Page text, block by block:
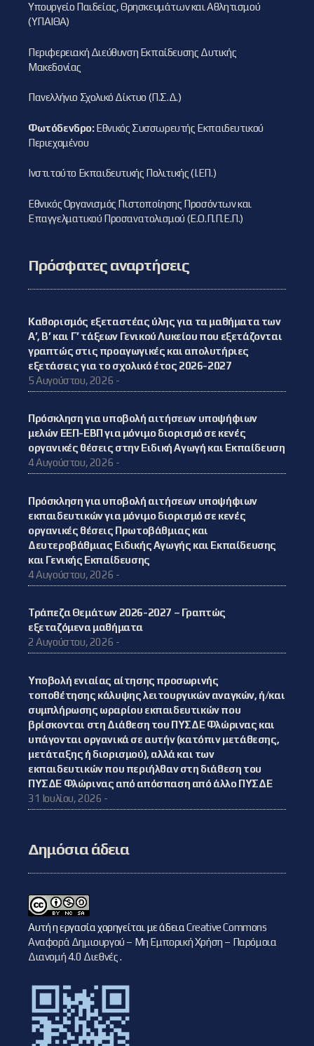
Υπουργείο Παιδείας, Θρησκευμάτων και Αθλητισμού
(ΥΠΑΙΘΑ)
Περιφερειακή Διεύθυνση Εκπαίδευσης Δυτικής
Μακεδονίας
Πανελλήνιο Σχολικό Δίκτυο (Π.Σ.Δ.)
Φωτόδενδρο:Εθνικός Συσσωρευτής Εκπαιδευτικού
Περιεχομένου
Ινστιτούτο Εκπαιδευτικής Πολιτικής (Ι.ΕΠ.)
Εθνικός Οργανισμός Πιστοποίησης Προσόντων και
Επαγγελματικού Προσανατολισμού (Ε.Ο.Π.Π.Ε.Π.)
Πρόσφατες αναρτήσεις
Καθορισμός εξεταστέας ύλης για τα μαθήματα των
Α’, Β’ και Γ’ τάξεων Γενικού Λυκείου που εξετάζονται
γραπτώς στις προαγωγικές και απολυτήριες
εξετάσεις για το σχολικό έτος 2026-2027
5 Αυγούστου, 2026 -
Πρόσκληση για υποβολή αιτήσεων υποψήφιων
μελών ΕΕΠ-ΕΒΠ για μόνιμο διορισμό σε κενές
οργανικές θέσεις στην Ειδική Αγωγή και Εκπαίδευση
4 Αυγούστου, 2026 -
Πρόσκληση για υποβολή αιτήσεων υποψήφιων
εκπαιδευτικών για μόνιμο διορισμό σε κενές
οργανικές θέσεις Πρωτοβάθμιας και
Δευτεροβάθμιας Ειδικής Αγωγής και Εκπαίδευσης
και Γενικής Εκπαίδευσης
4 Αυγούστου, 2026 -
Τράπεζα Θεμάτων 2026-2027 – Γραπτώς
εξεταζόμενα μαθήματα
2 Αυγούστου, 2026 -
Υποβολή ενιαίας αίτησης προσωρινής
τοποθέτησης κάλυψης λειτουργικών αναγκών, ή/και
συμπλήρωσης ωραρίου εκπαιδευτικών που
βρίσκονται στη Διάθεση του ΠΥΣΔΕ Φλώρινας και
υπάγονται οργανικά σε αυτήν (κατόπιν μετάθεσης,
μετάταξης ή διορισμού), αλλά και των
εκπαιδευτικών που περιήλθαν στη διάθεση του
ΠΥΣΔΕ Φλώρινας από απόσπαση από άλλο ΠΥΣΔΕ
31 Ιουλίου, 2026 -
Δημόσια άδεια
Αυτή η εργασία χορηγείται με άδειαCreative Commons
Αναφορά Δημιουργού – Μη Εμπορική Χρήση – Παρόμοια
Διανομή 4.0 Διεθνές.